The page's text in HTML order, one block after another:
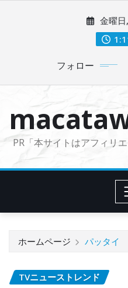
に
金曜
フォロー
PR「本サイトはアフィリ
ホームページ パッタイ
TVニューストレンド